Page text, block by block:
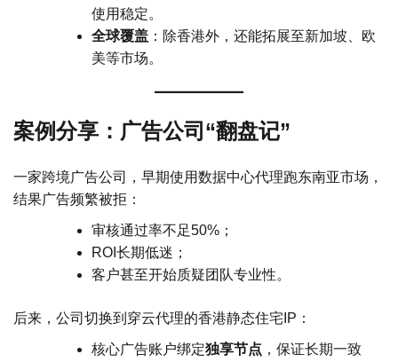
使用稳定。
全球覆盖 ：除香港外，还能拓展至新加坡、欧
美等市场。
案例分享：广告公司“翻盘记”
一家跨境广告公司，早期使用数据中心代理跑东南亚市场，
结果广告频繁被拒：
审核通过率不足50%；
ROI长期低迷；
客户甚至开始质疑团队专业性。
后来，公司切换到穿云代理的香港静态住宅IP：
核心广告账户绑定独享节点 ，保证长期一致